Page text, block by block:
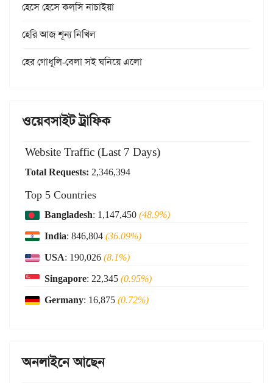
হেসে হেসে কল্‌সি নাচাইয়া
হেরি আজ শূন্য নিখিল
হের গোধূলি-বেলা সই ঘনিয়ে এলো
ওয়েবসাইট ট্রাফিক
Website Traffic (Last 7 Days)
Total Requests: 2,346,394
Top 5 Countries
Bangladesh: 1,147,450(48.9%)
India: 846,804(36.09%)
USA: 190,026(8.1%)
Singapore: 22,345(0.95%)
Germany: 16,875(0.72%)
অনলাইনে আছেন